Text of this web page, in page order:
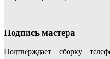
Подпись мастера
Подтверждает сборку